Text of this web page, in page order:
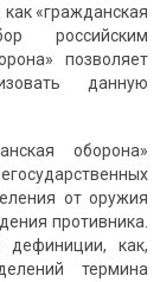
«гражданская
российским
позволяет
данную
оборона»
от оружия
противника.
дефиниции, как,
термина